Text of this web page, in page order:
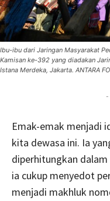
Ibu-ibu dari Jaringan Masyarakat
Kamisan ke-392 yang diadakan
Istana Merdeka, Jakarta. ANTARA
-
Emak-emak menjadi
kita dewasa ini. Ia
diperhitungkan
ia cukup menyedot
menjadi makhluk